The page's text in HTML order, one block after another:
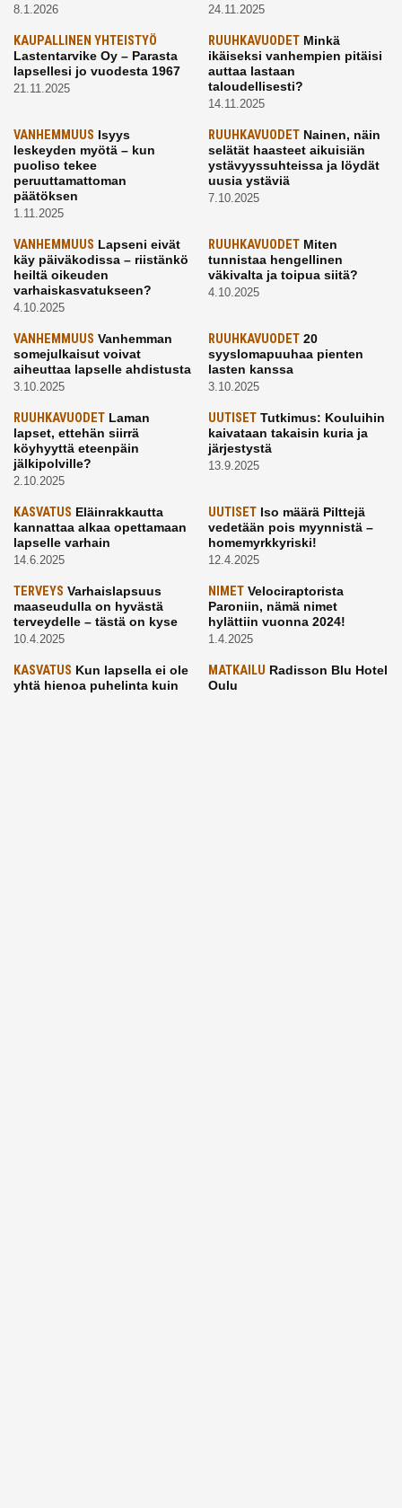
8.1.2026 24.11.2025
KAUPALLINEN YHTEISTYÖ
Lastentarvike Oy – Parasta
lapsellesi jo vuodesta 1967
21.11.2025
RUUHKAVUODETMinkä
ikäiseksi vanhempien pitäisi
auttaa lastaan
taloudellisesti?
14.11.2025
VANHEMMUUS Isyys
leskeyden myötä – kun
puoliso tekee
peruuttamattoman
päätöksen
1.11.2025
RUUHKAVUODETNainen, näin
selätät haasteet aikuisiän
ystävyyssuhteissa ja löydät
uusia ystäviä
7.10.2025
VANHEMMUUS Lapseni eivät
käy päiväkodissa – riistänkö
heiltä oikeuden
varhaiskasvatukseen?
4.10.2025
RUUHKAVUODETMiten
tunnistaa hengellinen
väkivalta ja toipua siitä?
4.10.2025
VANHEMMUUS Vanhemman
somejulkaisut voivat
aiheuttaa lapselle ahdistusta
3.10.2025
RUUHKAVUODET20
syyslomapuuhaa pienten
lasten kanssa
3.10.2025
RUUHKAVUODET Laman
lapset, ettehän siirrä
köyhyyttä eteenpäin
jälkipolville?
2.10.2025
UUTISETTutkimus: Kouluihin
kaivataan takaisin kuria ja
järjestystä
13.9.2025
KASVATUS Eläinrakkautta
kannattaa alkaa opettamaan
lapselle varhain
14.6.2025
UUTISETIso määrä Pilttejä
vedetään pois myynnistä –
homemyrkkyriski!
12.4.2025
TERVEYS Varhaislapsuus
maaseudulla on hyvästä
terveydelle – tästä on kyse
10.4.2025
NIMETVelociraptorista
Paroniin, nämä nimet
hylättiin vuonna 2024!
1.4.2025
KASVATUS Kun lapsella ei ole
yhtä hienoa puhelinta kuin
MATKAILU Radisson Blu Hotel
Oulu